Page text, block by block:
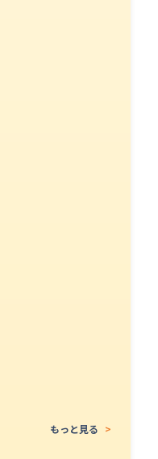
もっと見る >